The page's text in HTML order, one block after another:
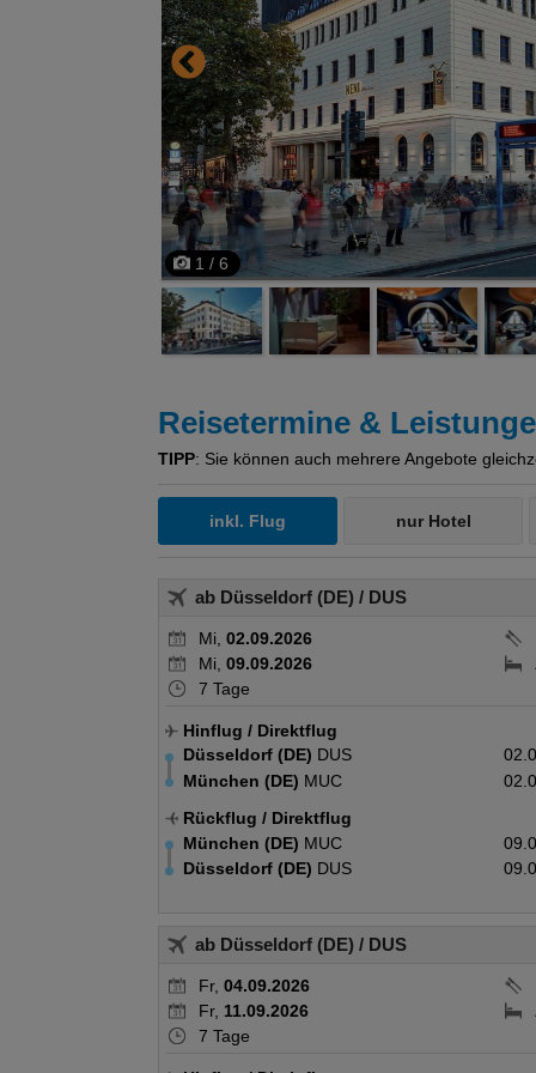
1 / 6
Reisetermine &
TIPP: Sie können auch mehrere Angebote
inkl. Flug nur Hotel
ab Düsseldorf (DE) / DUS
Mi, 02.09.2026
Mi, 09.09.2026
7 Tage
Hinflug / Direktflug
Düsseldorf (DE) DUS
München (DE) MUC
Rückflug / Direktflug
München (DE) MUC
Düsseldorf (DE) DUS
ab Düsseldorf (DE) / DUS
Fr, 04.09.2026
Fr, 11.09.2026
7 Tage